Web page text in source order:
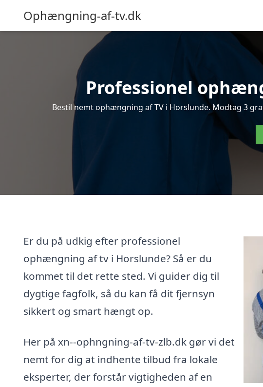
Ophængning-af-tv.dk
Professionel
Bestil nemt ophængning af TV i Horslunde. Modtag 3
Er du på udkig efter professionel
ophængning af tv i Horslunde? Så er du
kommet til det rette sted. Vi guider dig til
dygtige fagfolk, så du kan få dit fjernsyn
sikkert og smart hængt op.
Her på xn--ophngning-af-tv-zlb.dk gør vi det
nemt for dig at indhente tilbud fra lokale
eksperter, der forstår vigtigheden af en